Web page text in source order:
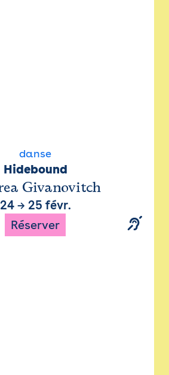
danse
Hidebound
Givanovitch
24→ 25 févr.
Réserver